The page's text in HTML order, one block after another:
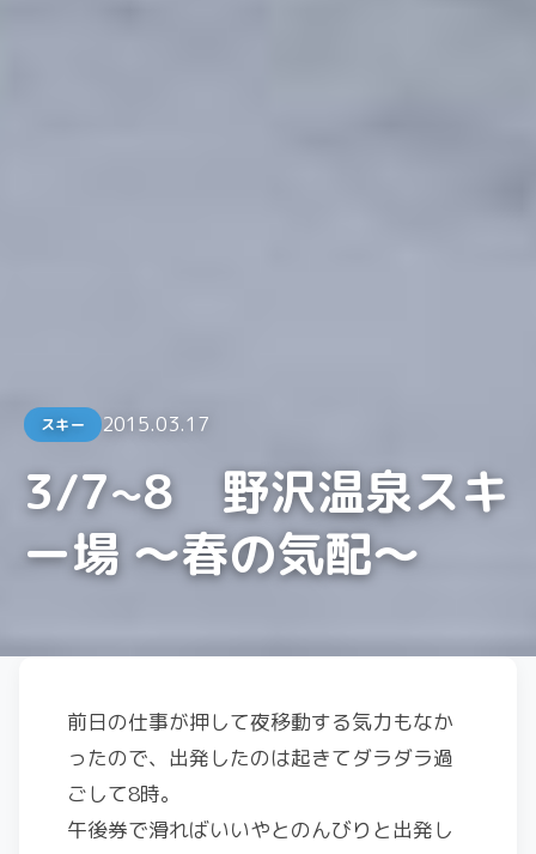
スキー 2015.03.17
3/7~8 野沢温泉スキ
ー場 ～春の気配～
前日の仕事が押して夜移動する気力もなか
ったので、出発したのは起きてダラダラ過
ごして8時。
午後券で滑ればいいやとのんびりと出発し